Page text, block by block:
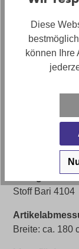
Artikelnummer
03260099WW
ca. 180 x
Stoff Bari 4104
Breite: ca. 180
Diese
können Ihre